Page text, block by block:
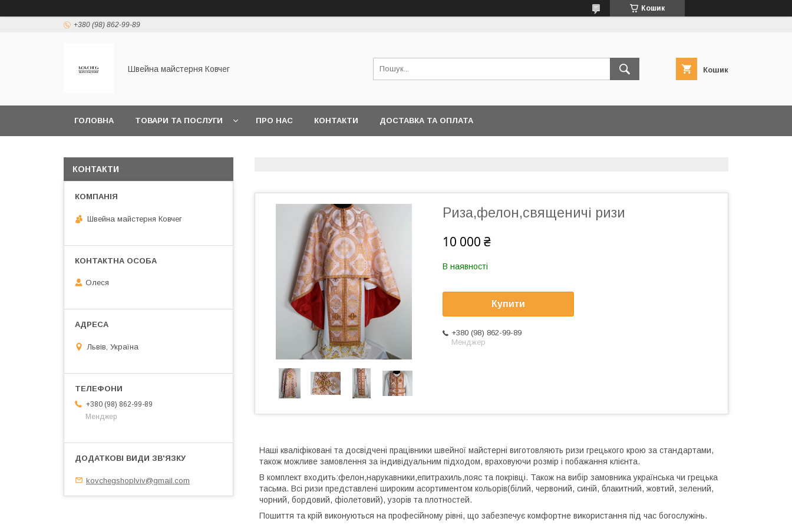
Кошик
+380 (98) 862-99-89
Швейна майстерня Ковчег Кошик
ГОЛОВНА ТОВАРИ ТА ПОСЛУГИ ПРО НАС КОНТАКТИ ДОСТАВКА ТА ОПЛАТА
Риза,фелон,священичі ризи
10 000 ₴
В наявності
Купити
+380 (98) 862-99-89
Менджер
Наші кваліфіковані та досвідчені працівники швейної майстерні виготовляють ризи грецького крою за стандартами,
також можливе замовлення за індивідуальним підходом, враховуючи розмір і побажання клієнта.
В комплект входить:фелон,нарукавники,епитрахиль,пояс та покрівці. Також на вибір замовника українська чи грецька
тасьма. Всі ризи представлені широким асортиментом кольорів(білий, червоний, синій, блакитний, жовтий, зелений,
чорний, бордовий, фіолетовий), узорів та плотностей.
Пошиття та крій виконуються на професійному рівні, що забезпечує комфортне використання під час богослужінь.
КОНТАКТИ
Швейна майстерня Ковчег
Олеся
Львів, Україна
+380 (98) 862-99-89
Менджер
kovchegshoplviv@gmail.com